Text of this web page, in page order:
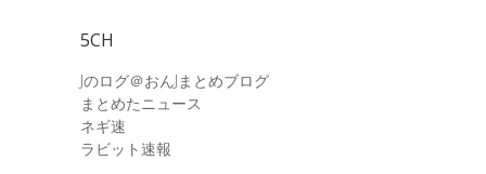
5CH
Jのログ＠おんJまとめブログ
まとめたニュース
ネギ速
ラビット速報